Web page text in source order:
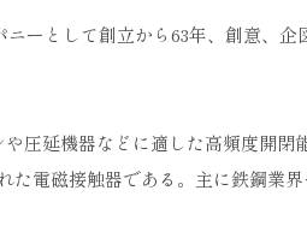
ーとして創立から63年、創意、
圧延機器などに適した高頻度開閉
電磁接触器である。主に鉄鋼業